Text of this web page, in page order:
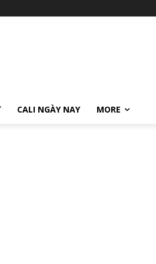
CALI NGÀY NAY MORE